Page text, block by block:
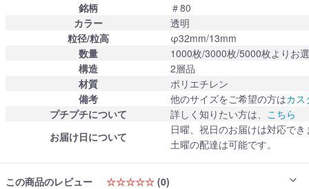
銘柄
＃80
カラー
透明
粒径/粒高
φ32mm/13mm
数量
1000枚/3000枚/5000枚よりお
構造
2層品
材質
ポリエチレン
備考
他のサイズをご希望の方はカス
プチプチについて
詳しく知りたい方は、 こちら
お届け日について
日曜、祝日のお届けは対応でき
土曜の配達は可能です。
この商品のレビュー ☆☆☆☆☆ (0)